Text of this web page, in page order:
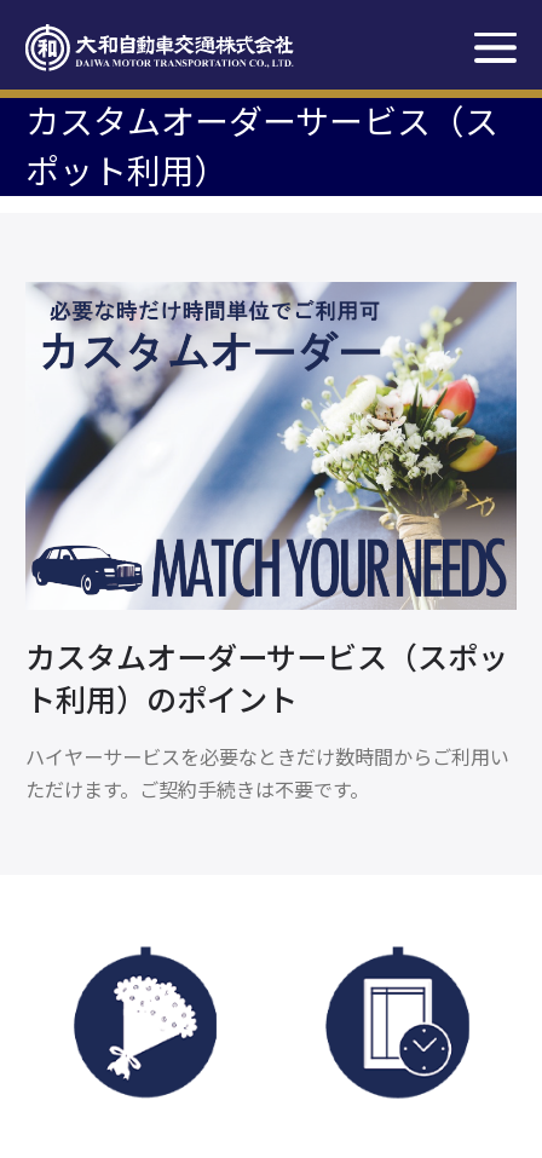
カスタムオーダーサービス（ス
ポット利用）
カスタムオーダーサービス（スポッ
ト利用）のポイント
ハイヤーサービスを必要なときだけ数時間からご利用い
ただけます。ご契約手続きは不要です。